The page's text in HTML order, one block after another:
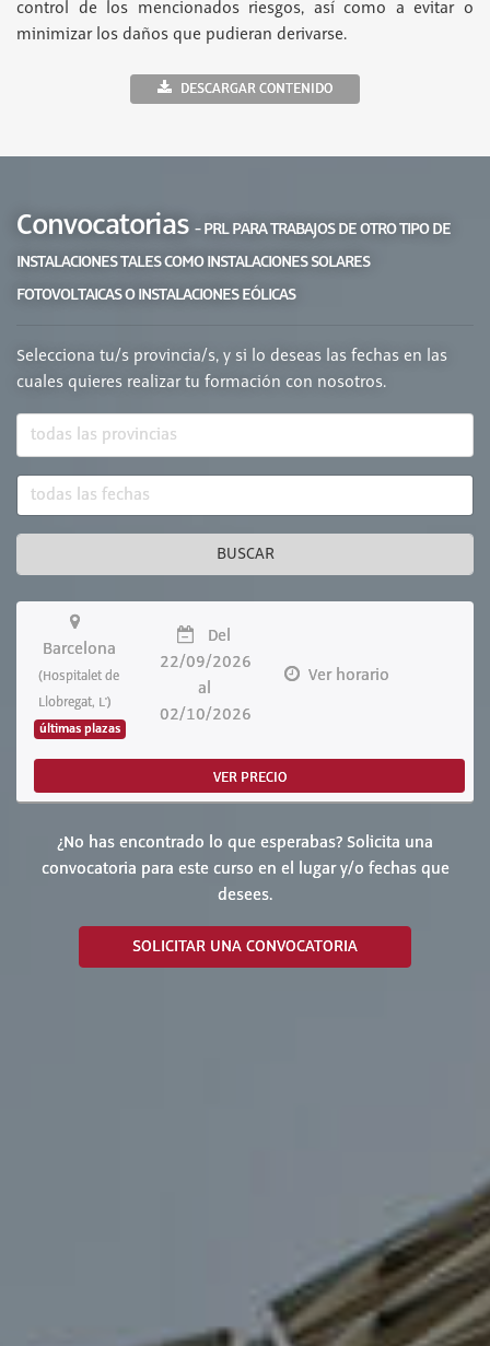
control de los mencionados riesgos, así como a evitar o
minimizar los daños que pudieran derivarse.
DESCARGAR CONTENIDO
Convocatorias - PRL PARA TRABAJOS DE OTRO TIPO DE
INSTALACIONES TALES COMO INSTALACIONES SOLARES
FOTOVOLTAICAS O INSTALACIONES EÓLICAS
Selecciona tu/s provincia/s, y si lo deseas las fechas en las
cuales quieres realizar tu formación con nosotros.
BUSCAR
Barcelona
(Hospitalet de
Llobregat, L')
últimas plazas
Del
22/09/2026
al
02/10/2026
Ver horario
VER PRECIO
¿No has encontrado lo que esperabas? Solicita una
convocatoria para este curso en el lugar y/o fechas que
desees.
SOLICITAR UNA CONVOCATORIA